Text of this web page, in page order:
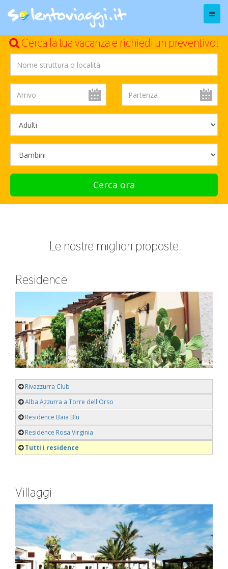
Menu
Cerca la tua vacanza e richiedi un preventivo!
Cerca ora
Le nostre migliori proposte
Residence
Rivazzurra Club
Alba Azzurra a Torre dell'Orso
Residence Baia Blu
Residence Rosa Virginia
Tutti i residence
Villaggi